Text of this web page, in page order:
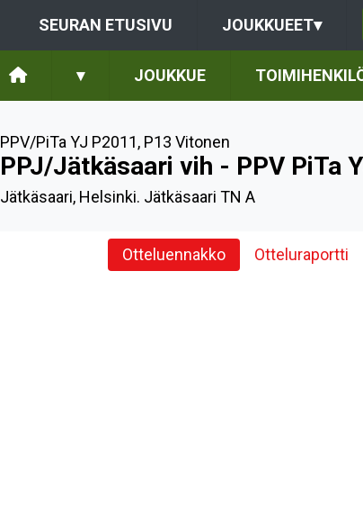
SEURAN ETUSIVU JOUKKUEET▾
▾ JOUKKUE
PPV/PiTa YJ P2011, P13 Vitonen
PPJ/Jätkäsaari vih - PPV PiTa
Jätkäsaari, Helsinki. Jätkäsaari TN A
Otteluennakko Otteluraportti